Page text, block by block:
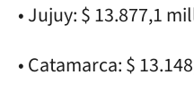
• Jujuy: $ 13.877,1
• Catamarca: $